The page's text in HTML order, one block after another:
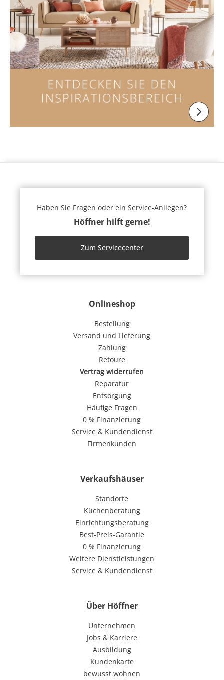
Onlineshop
Bestellung
Versand und Lieferung
Zahlung
Retoure
Vertrag widerrufen
Reparatur
Entsorgung
Häufige Fragen
0 % Finanzierung
Service & Kundendienst
Firmenkunden
Verkaufshäuser
Standorte
Küchenberatung
Einrichtungsberatung
Best-Preis-Garantie
0 % Finanzierung
Weitere Dienstleistungen
Service & Kundendienst
Über Höffner
Unternehmen
Jobs & Karriere
Ausbildung
Kundenkarte
bewusst wohnen
Haben Sie Fragen oder ein Service-Anliegen?
Höffner hilft gerne!
Zum Servicecenter